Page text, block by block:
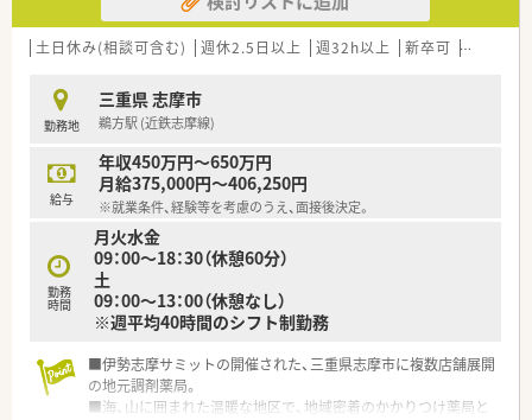
土日休み(相談可含む) 週休2.5日以上 週32h以上 新卒可 未経験可
勤務地
三重県 志摩市
鵜方駅 (近鉄志摩線)
給与
年収450万円～650万円
月給375,000円～406,250円
※就業条件、経験等を考慮のうえ、面接後決定。
勤務
時間
月火水金
09：00～18：30（休憩60分）
土
09：00～13：00（休憩なし）
※週平均40時間のシフト制勤務
■伊勢志摩サミットの開催された、三重県志摩市に複数店舗展開
の地元調剤薬局。
■海、山に囲まれた温暖な地区で、地域密着のかかりつけ薬局と